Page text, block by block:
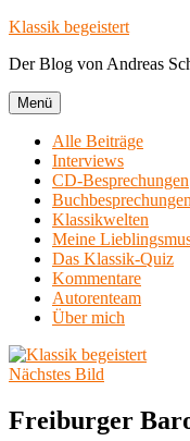
Zum
springen
Klassik begeistert
Der Blog von Andreas
Menü
Alle Beiträge
Interviews
CD-Besprechungen
Buchbesprechungen
Klassikwelten
Meine
Das Klassik-Quiz
Kommentare
Autorenteam
Über mich
Nächstes Bild
Freiburger